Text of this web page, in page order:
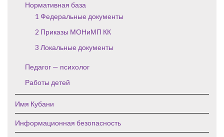
Нормативная база
1 Федеральные документы
2 Приказы МОНиМП КК
3 Локальные документы
Педагог — психолог
Работы детей
Имя Кубани
Информационная безопасность